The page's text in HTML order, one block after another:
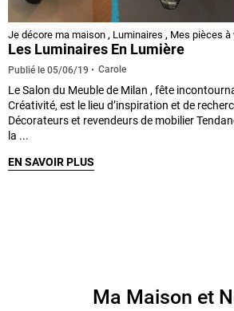
Je décore ma maison , Luminaires , Mes pièces à
Les Luminaires En Lumière
Publié le 05/06/19 Carole
Le Salon du Meuble de Milan , fête
Créativité, est le lieu d’inspiration et de
Décorateurs et revendeurs de mobilier
la ...
EN SAVOIR PLUS
Ma Maison et